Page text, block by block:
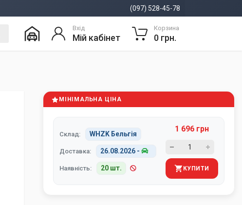
(097) 528-45-78
Вхід
Мій кабінет
Корзина
0 грн.
МІНІМАЛЬНА ЦІНА
Склад: WHZK Бельгія
Доставка: 26.08.2026 -
Наявність: 20 шт.
1 696 грн
КУПИТИ